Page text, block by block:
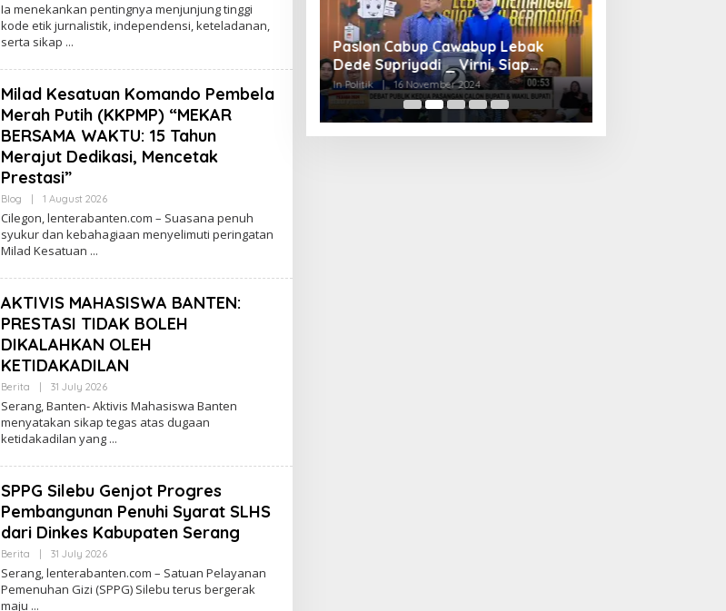
Ia menekankan pentingnya menjunjung tinggi
kode etik jurnalistik, independensi, keteladanan,
serta sikap
Milad Kesatuan Komando Pembela
Merah Putih (KKPMP) “MEKAR
BERSAMA WAKTU: 15 Tahun
Merajut Dedikasi, Mencetak
Prestasi”
Blog 1 August 2026By
Cilegon, lenterabanten.com – Suasana penuh
syukur dan kebahagiaan menyelimuti peringatan
Milad Kesatuan
AKTIVIS MAHASISWA BANTEN:
PRESTASI TIDAK BOLEH
DIKALAHKAN OLEH
KETIDAKADILAN
Berita 31 July 2026By
Serang, Banten- Aktivis Mahasiswa Banten
menyatakan sikap tegas atas dugaan
ketidakadilan yang
SPPG Silebu Genjot Progres
Pembangunan Penuhi Syarat SLHS
dari Dinkes Kabupaten Serang
Berita 31 July 2026By
Serang, lenterabanten.com – Satuan Pelayanan
Pemenuhan Gizi (SPPG) Silebu terus bergerak
maju
Dicopot DPP PPP, Subadri Tolak
Plt DPW Banten dan Siap Gugat
31 January 2026
Paslon Cabup Cawabup Lebak
Dede Supriyadi _ Virni, Siap
Realisasikan Program
In Politik 16 November 2024